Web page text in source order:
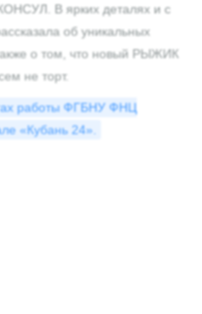
В ярких деталях и с
об уникальных
о том, что новый РЫЖИК
не торт.
работы ФГБНУ ФНЦ
«Кубань 24».